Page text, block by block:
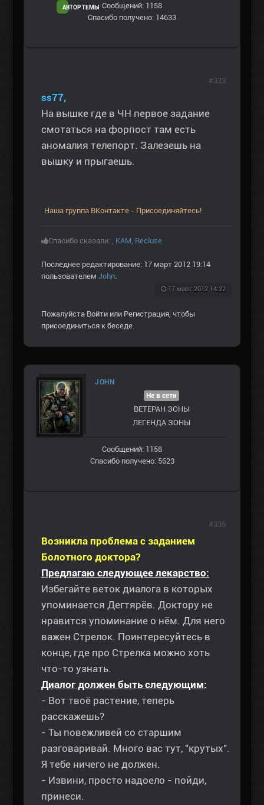
АВТОР ТЕМЫ
Сообщений: 1158
Спасибо получено: 14633
ss77,
На вышке где в ЧН первое задание
смотаться на форпост там есть
аномалия телепорт. Залезешь на
вышку и прыгаешь.
Наша группа ВКонтакте - Присоединяйтесь!
Спасибо сказали: KAM Recluse
Последнее редактирование: 17 март 2012 19:14
пользователем John
17 март 2012 14:22
#333
Пожалуйста Войти или Регистрация , чтобы
присоединиться к беседе.
JOHN
Не в сети
ВЕТЕРАН ЗOНЫ
ЛЕГЕНДА ЗОНЫ
Сообщений: 1158
Спасибо получено: 5623
Возникла проблема с заданием
Болотного доктора?
Предлагаю следующее лекарство:
Избегайте веток диалога в которых
упоминается Дегтярёв. Доктору не
нравится упоминание о нём. Для него
важен Стрелок. Поинтересуйтесь в
конце, где про Стрелка можно хоть
что-то узнать.
Диалог должен быть следующим:
- Вот твоё растение, теперь
расскажешь?
- Ты повежливей со старшим
разговаривай. Много вас тут, "крутых".
Я тебе ничего не должен.
- Извини, просто надоело - пойди,
принеси.
#335